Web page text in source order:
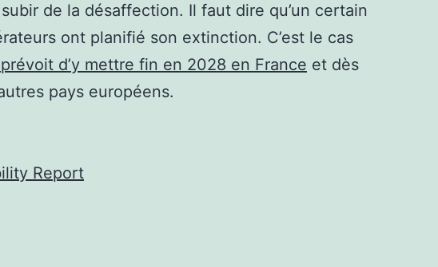
de la désaffection. Il faut dire qu’un certain
ont planifié son extinction. C’est le cas
d’y mettre fin en 2028 en France et dès
pays européens.
Report